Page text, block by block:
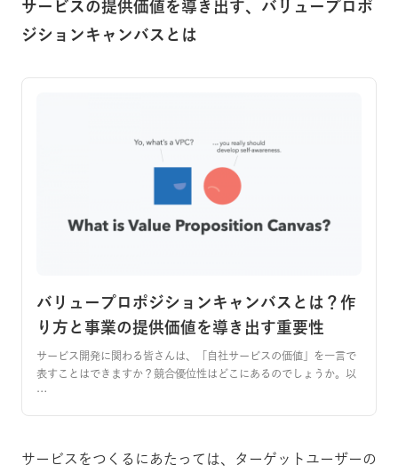
サービスの提供価値を導き出す、バリュープロポ
ジションキャンバスとは
バリュープロポジションキャンバスとは？作
り方と事業の提供価値を導き出す重要性
サービス開発に関わる皆さんは、「自社サービスの価値」を一言で
表すことはできますか？競合優位性はどこにあるのでしょうか。以
…
サービスをつくるにあたっては、ターゲットユーザーの